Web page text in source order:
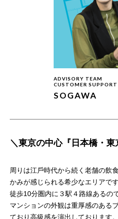
ADVISORY TEAM
CUSTOMER SUPPORT
SOGAWA
＼東京の中心『日本橋・東
周りは江⼾時代から続く⽼舗の飲
かみが感じられる希少なエリアです
徒歩10分圏内に３駅４路線あるの
マンションの外観は重厚感のある
ており高級感を演出しております。